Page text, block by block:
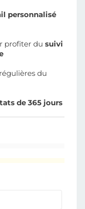
personnalisé
profiter du suivi
régulières du
de 365 jours